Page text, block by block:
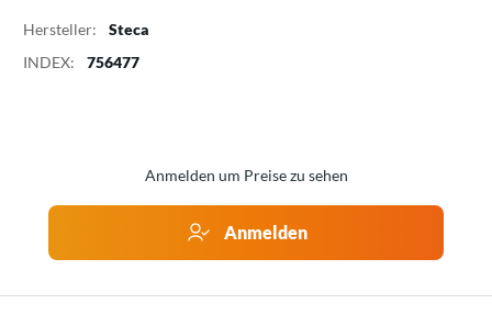
Hersteller:
Steca
INDEX:
756477
Anmelden um Preise zu sehen
Anmelden